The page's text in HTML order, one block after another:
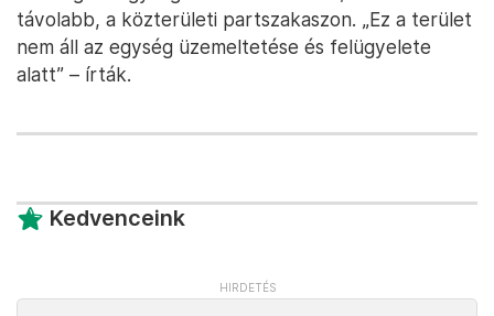
távolabb, a közterületi partszakaszon. „Ez a terület
nem áll az egység üzemeltetése és felügyelete
alatt” – írták.
Kedvenceink